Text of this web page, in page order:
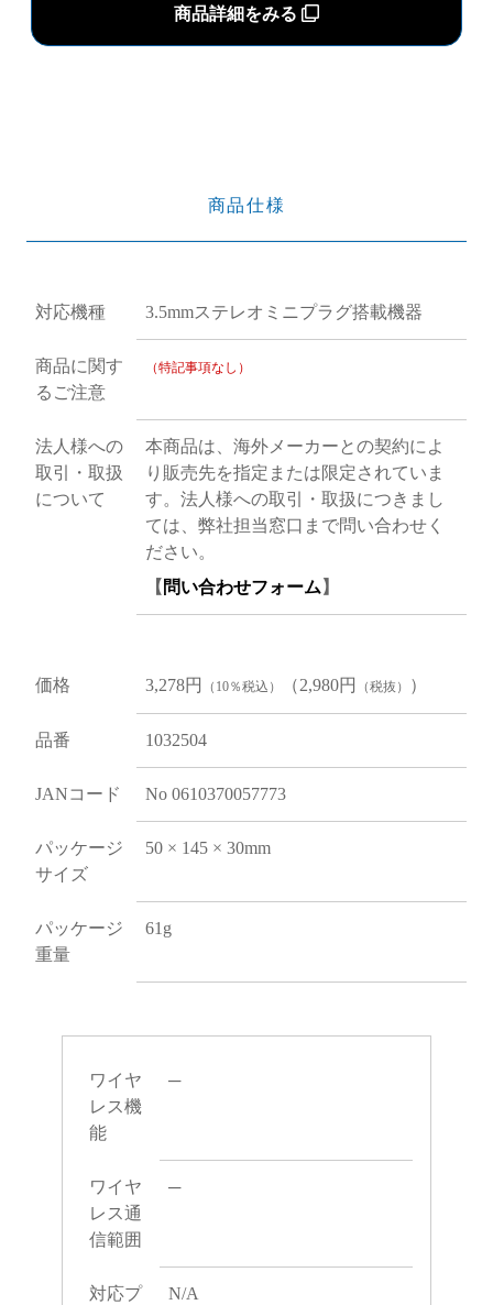
商品詳細をみる
商品仕様
対応機種 3.5mmステレオミニプラグ搭載機器
商品に関す
るご注意
（特記事項なし）
法人様への
取引・取扱
について
本商品は、海外メーカーとの契約によ
り販売先を指定または限定されていま
す。法人様への取引・取扱につきまし
ては、弊社担当窓口まで問い合わせく
ださい。
【 問い合わせフォーム 】
価格 3,278円 （10％税込） （2,980円 （税抜） ）
品番 1032504
JANコード No 0610370057773
パッケージ
サイズ
50 × 145 × 30mm
パッケージ
重量
61g
ワイヤ
レス機
能
─
ワイヤ
レス通
信範囲
─
対応プ
N/A